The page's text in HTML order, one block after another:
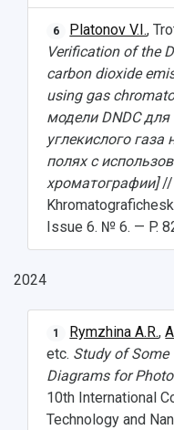
Общественные
Институт
Аграрный
Архив
Фирменный стиль
Устойчивое
Кампус
Учебный аэродром
Центр истории
Ботанический сад
Умный дом
Международный
Сведения об
Платные
Скидки на
Библиотека
Видеолекции
Противодействие
Результаты
деятельности
Научно-
Конкурсы
Областной
Отчеты о научно-
деятельности
Журналы
Научные
Патенты
Публикации и
6 Platonov V.I.,
Verification of the
carbon dioxide
using gas
модели DNDC
углекислого газа
полях с
хроматографии]//
Issue 6. № 6. — P.
2024
1 Rymzhina A.R.,
etc. Study of Some
Diagrams for
10th International
Technology and